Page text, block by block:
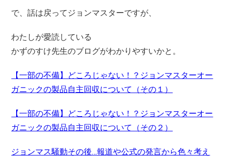
で、話は戻ってジョンマスターですが、
わたしが愛読している
かずのすけ先生のブログがわかりやすいかと。
【一部の不備】どころじゃない！？ジョンマスターオー
ガニックの製品自主回収について（その１）
【一部の不備】どころじゃない！？ジョンマスターオー
ガニックの製品自主回収について（その２）
ジョンマス騒動その後…報道や公式の発言から色々考え